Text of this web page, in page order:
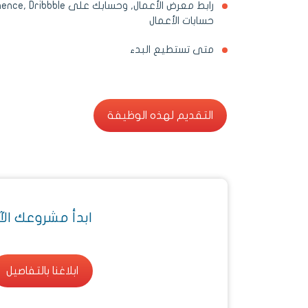
حسابات الأعمال
متى تستطيع البدء
التقديم لهذه الوظيفة
التقديم لهذه الوظيفة
ابدأ مشروعك
ابلاغنا بالتفاصيل
ابلاغنا بالتفاصيل